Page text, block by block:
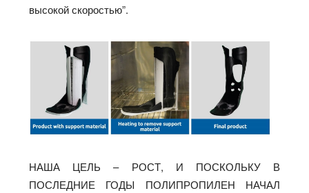
высокой скоростью”.
НАША ЦЕЛЬ – РОСТ, И ПОСКОЛЬКУ В
ПОСЛЕДНИЕ ГОДЫ ПОЛИПРОПИЛЕН НАЧАЛ